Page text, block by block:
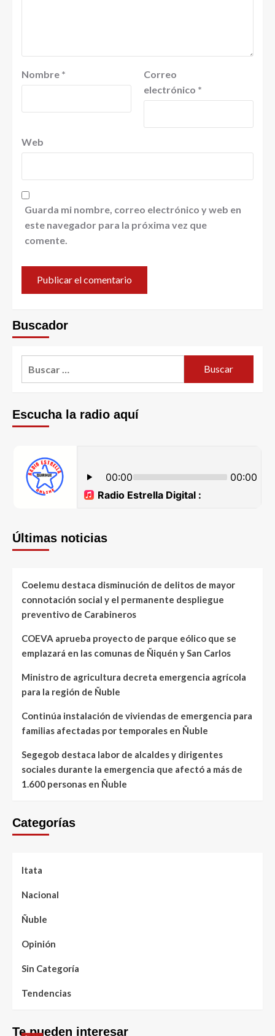
Nombre *
Correo
electrónico *
Web
Guarda mi nombre, correo electrónico y web en
este navegador para la próxima vez que
comente.
Buscador
Escucha la radio aquí
Últimas noticias
Coelemu destaca disminución de delitos de mayor
connotación social y el permanente despliegue
preventivo de Carabineros
COEVA aprueba proyecto de parque eólico que se
emplazará en las comunas de Ñiquén y San Carlos
Ministro de agricultura decreta emergencia agrícola
para la región de Ñuble
Continúa instalación de viviendas de emergencia para
familias afectadas por temporales en Ñuble
Segegob destaca labor de alcaldes y dirigentes
sociales durante la emergencia que afectó a más de
1.600 personas en Ñuble
Categorías
Itata
Nacional
Ñuble
Opinión
Sin Categoría
Tendencias
Te pueden interesar